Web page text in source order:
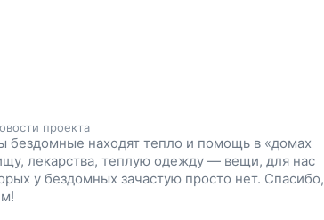
проекта
бездомные находят тепло и помощь в «домах
лекарства, теплую одежду — вещи, для нас
у бездомных зачастую просто нет. Спасибо,